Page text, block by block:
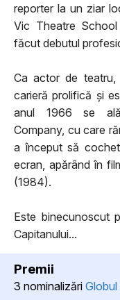
reporter la un ziar
Vic Theatre
făcut debutul
Ca actor de
carieră prolifică și
anul 1966 se
Company, cu care
a început să
ecran, apărând în
(1984).
Este binecunoscut
Capitanului...
Premii
3 nominalizări